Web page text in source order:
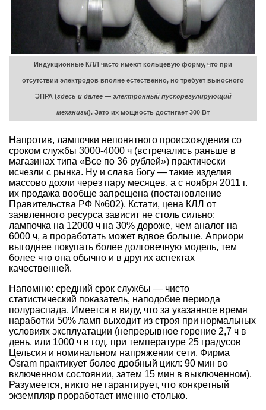
Индукционные КЛЛ часто имеют кольцевую форму, что при
отсутствии электродов вполне естественно, но требует выносного
ЭПРА (здесь и далее — электронный пускорегулирующий
механизм). Зато их мощность достигает 300 Вт
Напротив, лампочки непонятного происхождения со
сроком службы 3000-4000 ч (встречались раньше в
магазинах типа «Все по 36 рублей») практически
исчезли с рынка. Ну и слава богу — такие изделия
массово дохли через пару месяцев, а с ноября 2011 г.
их продажа вообще запрещена (постановление
Правительства РФ №602). Кстати, цена КЛЛ от
заявленного ресурса зависит не столь сильно:
лампочка на 12000 ч на 30% дороже, чем аналог на
6000 ч, а проработать может вдвое больше. Априори
выгоднее покупать более долговечную модель, тем
более что она обычно и в других аспектах
качественней.
Напомню: средний срок службы — чисто
статистический показатель, наподобие периода
полураспада. Имеется в виду, что за указанное время
наработки 50% ламп выходит из строя при нормальных
условиях эксплуатации (непрерывное горение 2,7 ч в
день, или 1000 ч в год, при температуре 25 градусов
Цельсия и номинальном напряжении сети. Фирма
Osram практикует более дробный цикл: 90 мин во
включенном состоянии, затем 15 мин в выключенном).
Разумеется, никто не гарантирует, что конкретный
экземпляр проработает именно столько.